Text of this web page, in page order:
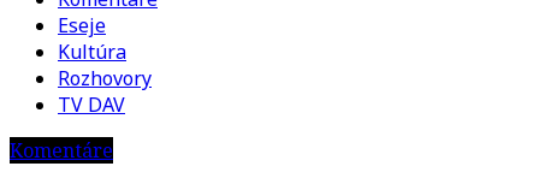
kultúrno-
politická
Eseje
Kultúra
Rozhovory
TV DAV
Komentáre